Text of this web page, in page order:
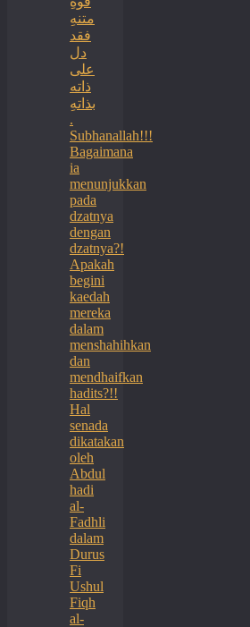
متنهِ
فقد
دل
على
ذاته
بذاتهِ
.
Subhanallah!!!
Bagaimana
ia
menunjukkan
pada
dzatnya
dengan
dzatnya?!
Apakah
begini
kaedah
mereka
dalam
menshahihkan
dan
mendhaifkan
hadits?!!
Hal
senada
dikatakan
oleh
Abdul
hadi
al-
Fadhli
dalam
Durus
Fi
Ushul
Fiqh
al-